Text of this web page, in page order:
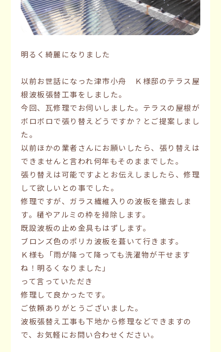
明るく綺麗になりました
以前お世話になった津市小舟 Ｋ様邸のテラス屋
根波板張替工事をしました。
今回、瓦修理でお伺いしました。テラスの屋根が
ボロボロで張り替えどうですか？とご提案しまし
た。
以前ほかの業者さんにお願いしたら、張り替えは
できませんと言われ何年もそのままでした。
張り替えは可能ですよとお伝えしましたら、修理
して欲しいとの事でした。
修理ですが、ガラス繊維入りの波板を撤去しま
す。樋やアルミの枠を掃除します。
既設波板の止め金具もはずします。
ブロンズ色のポリカ波板を葺いて行きます。
Ｋ様も「雨が降って降っても洗濯物が干せます
ね！明るくなりました」
って言っていただき
修理して良かったです。
ご依頼ありがとうございました。
波板張替え工事も下地から修理などできますの
で、お気軽にお問い合わせください。